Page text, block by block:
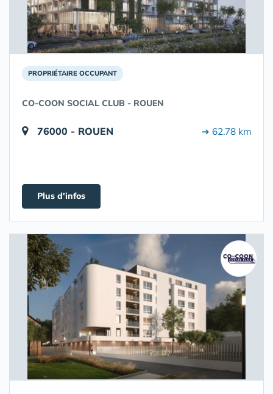
PROPRIÉTAIRE OCCUPANT
CO-COON SOCIAL CLUB - ROUEN
76000 - ROUEN ➔ 62.78 km
Plus d'infos